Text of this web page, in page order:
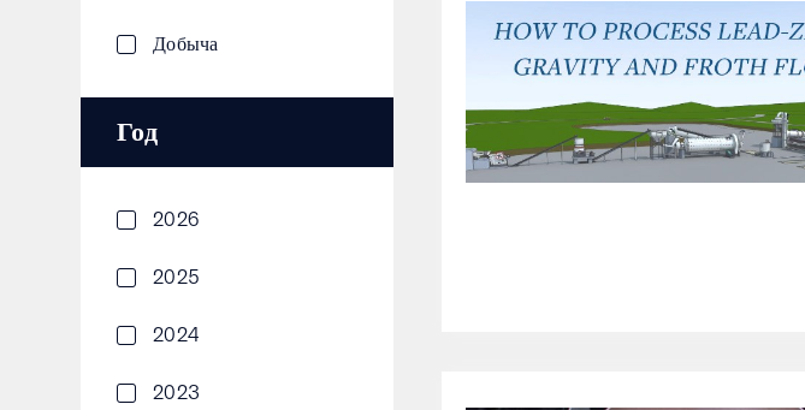
Добыча
Год
2026
2025
2024
2023